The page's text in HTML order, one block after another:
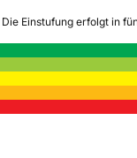
Die Einstufung erfolgt in